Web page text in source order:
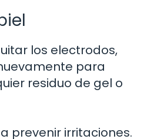
los electrodos,
para
residuo de gel o
prevenir irritaciones.